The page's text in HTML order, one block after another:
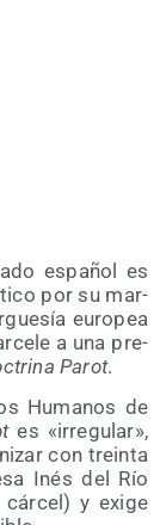
espa­ñol es
por su mar­
euro­pea
a una pre­
Parot.
Huma­nos de
es «irre­gu­lar»,
con trein­ta
Inés del Río
y exi­ge